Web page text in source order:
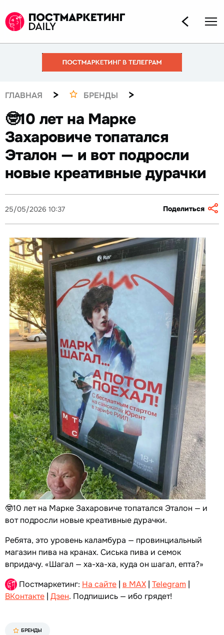
ГЛАВНАЯ > БРЕНДЫ >
🤓10 лет на Марке
Захаровиче топатался
Эталон — и вот подросли
новые креативные дурачки
25/05/2026 10:37 Поделиться
🤓10 лет на Марке Захаровиче топатался Эталон — и
вот подросли новые креативные дурачки.
Ребята, это уровень каламбура — провинциальный
магазин пива на кранах. Сиська пива и семок
впридачу. «Шагал — ха-ха-ха, куда он шагал, епта?»
Постмаркетинг: На сайте | в MAX | Telegram |
ВКонтакте | Дзен. Подпишись — ибо грядет!
БРЕНДЫ